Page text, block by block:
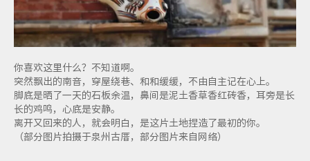
你喜欢这里什么？不知道啊。
突然飘出的南音，穿屋绕巷、和和缓缓，不由自主记在心上。
脚底是晒了一天的石板余温，鼻间是泥土香草香红砖香，耳旁是长
长的鸡鸣，心底是安静。
离开又回来的人，就会明白，是这片土地捏造了最初的你。
（部分图片拍摄于泉州古厝，部分图片来自网络）